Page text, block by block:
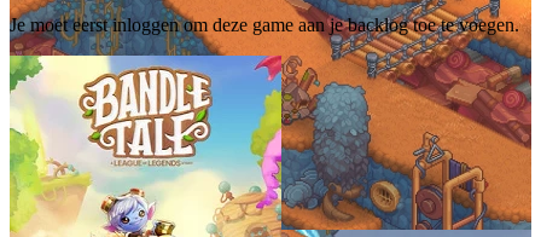
Je moet eerst inloggen om deze game aan je backlog toe te voegen.